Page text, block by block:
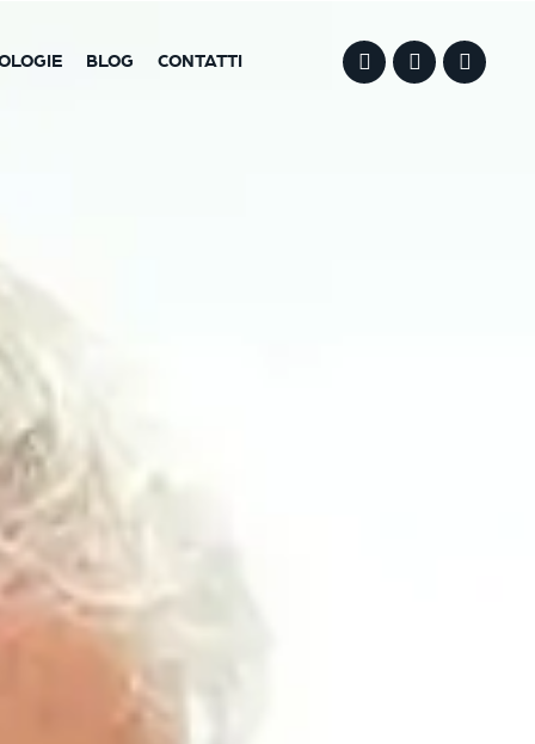
BLOG CONTATTI